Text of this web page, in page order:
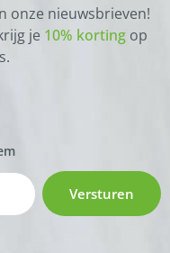
onze nieuwsbrieven!
je 10% korting op
Versturen